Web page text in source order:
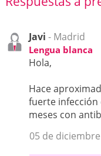
Javi - Madrid
Lengua blanca
Hola,
Hace
fuerte infección
meses con
05 de